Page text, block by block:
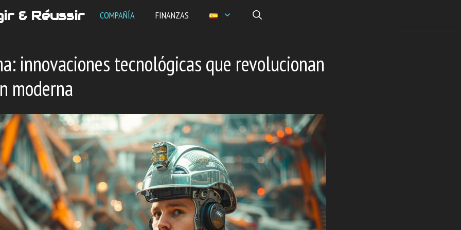
& Réussir COMPAÑÍA FINANZAS
innovaciones tecnológicas que revolucionan
moderna